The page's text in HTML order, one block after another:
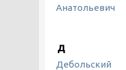
Анатольевич
Д
Дебольский